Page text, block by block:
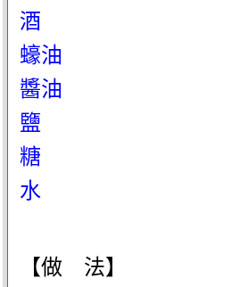
酒
蠔油
醬油
鹽
糖
水
【做 法】